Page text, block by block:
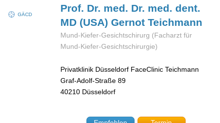
GÄCD
Prof. Dr. med. Dr. med. dent.
MD (USA) GernotTeichmann
Mund-Kiefer-Gesichtschirurg (Facharzt für
Mund-Kiefer-Gesichtschirurgie)
Privatklinik Düsseldorf FaceClinic Teichmann
Graf-Adolf-Straße 89
40210 Düsseldorf